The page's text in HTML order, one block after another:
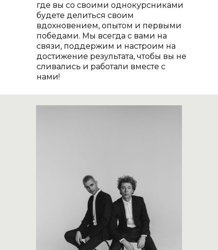
где вы со своими однокурсниками
будете делиться своим
вдохновением, опытом и первыми
победами. Мы всегда с вами на
связи, поддержим и настроим на
достижение результата, чтобы вы не
сливались и работали вместе с
нами!